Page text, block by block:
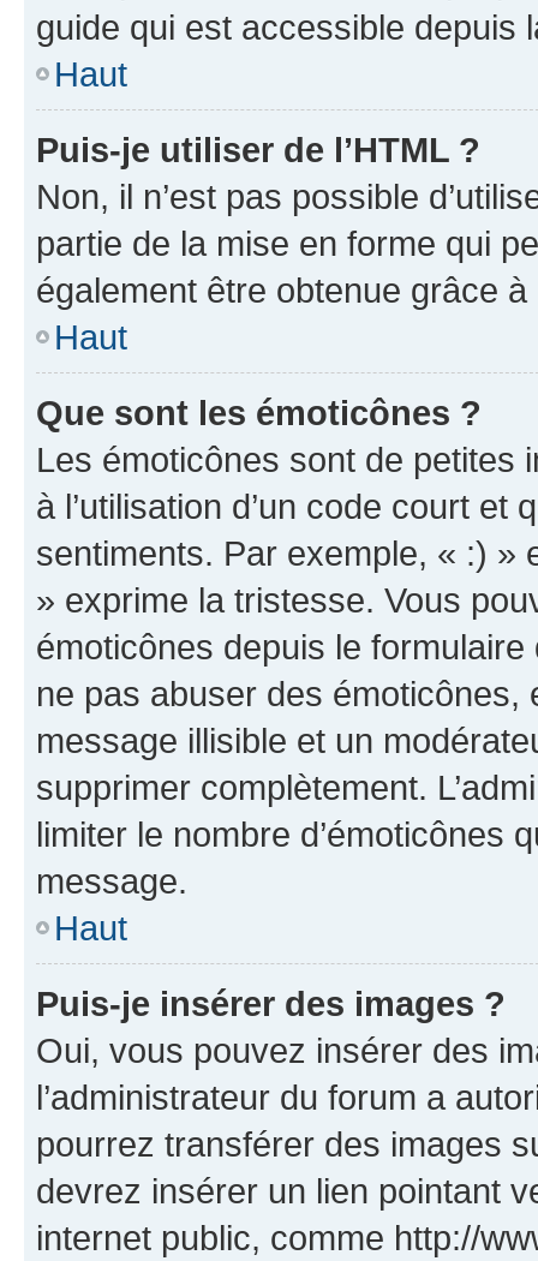
guide qui est accessible depuis
Haut
Puis-je utiliser de l’HTML ?
Non, il n’est pas possible
partie de la mise en forme qui
également être obtenue grâce à
Haut
Que sont les émoticônes ?
Les émoticônes sont de petites
à l’utilisation d’un code court et
sentiments. Par exemple, « :) »
» exprime la tristesse. Vous
émoticônes depuis le
ne pas abuser des
message illisible et un
supprimer complètement.
limiter le nombre d’émoticônes
message.
Haut
Puis-je insérer des images ?
Oui, vous pouvez insérer des
l’administrateur du forum a
pourrez transférer des images
devrez insérer un lien pointant
internet public, comme http://